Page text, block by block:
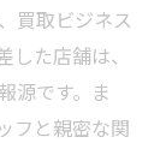
買取ビジネス
た店舗は、
源です。ま
フと親密な関